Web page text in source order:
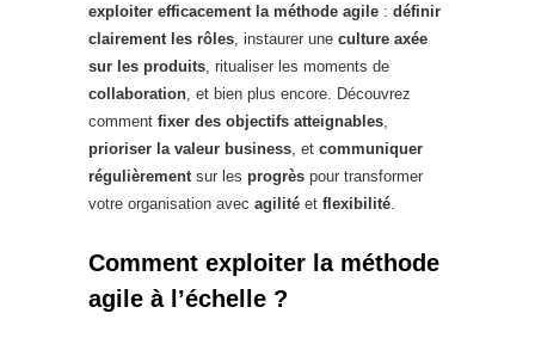
exploiter efficacement la méthode agile : définir
clairement les rôles, instaurer une culture axée
sur les produits, ritualiser les moments de
collaboration, et bien plus encore. Découvrez
comment fixer des objectifs atteignables,
prioriser la valeur business, et communiquer
régulièrementsur les progrès pour transformer
votre organisation avec agilité et flexibilité.
Comment exploiter la méthode
agile à l’échelle ?